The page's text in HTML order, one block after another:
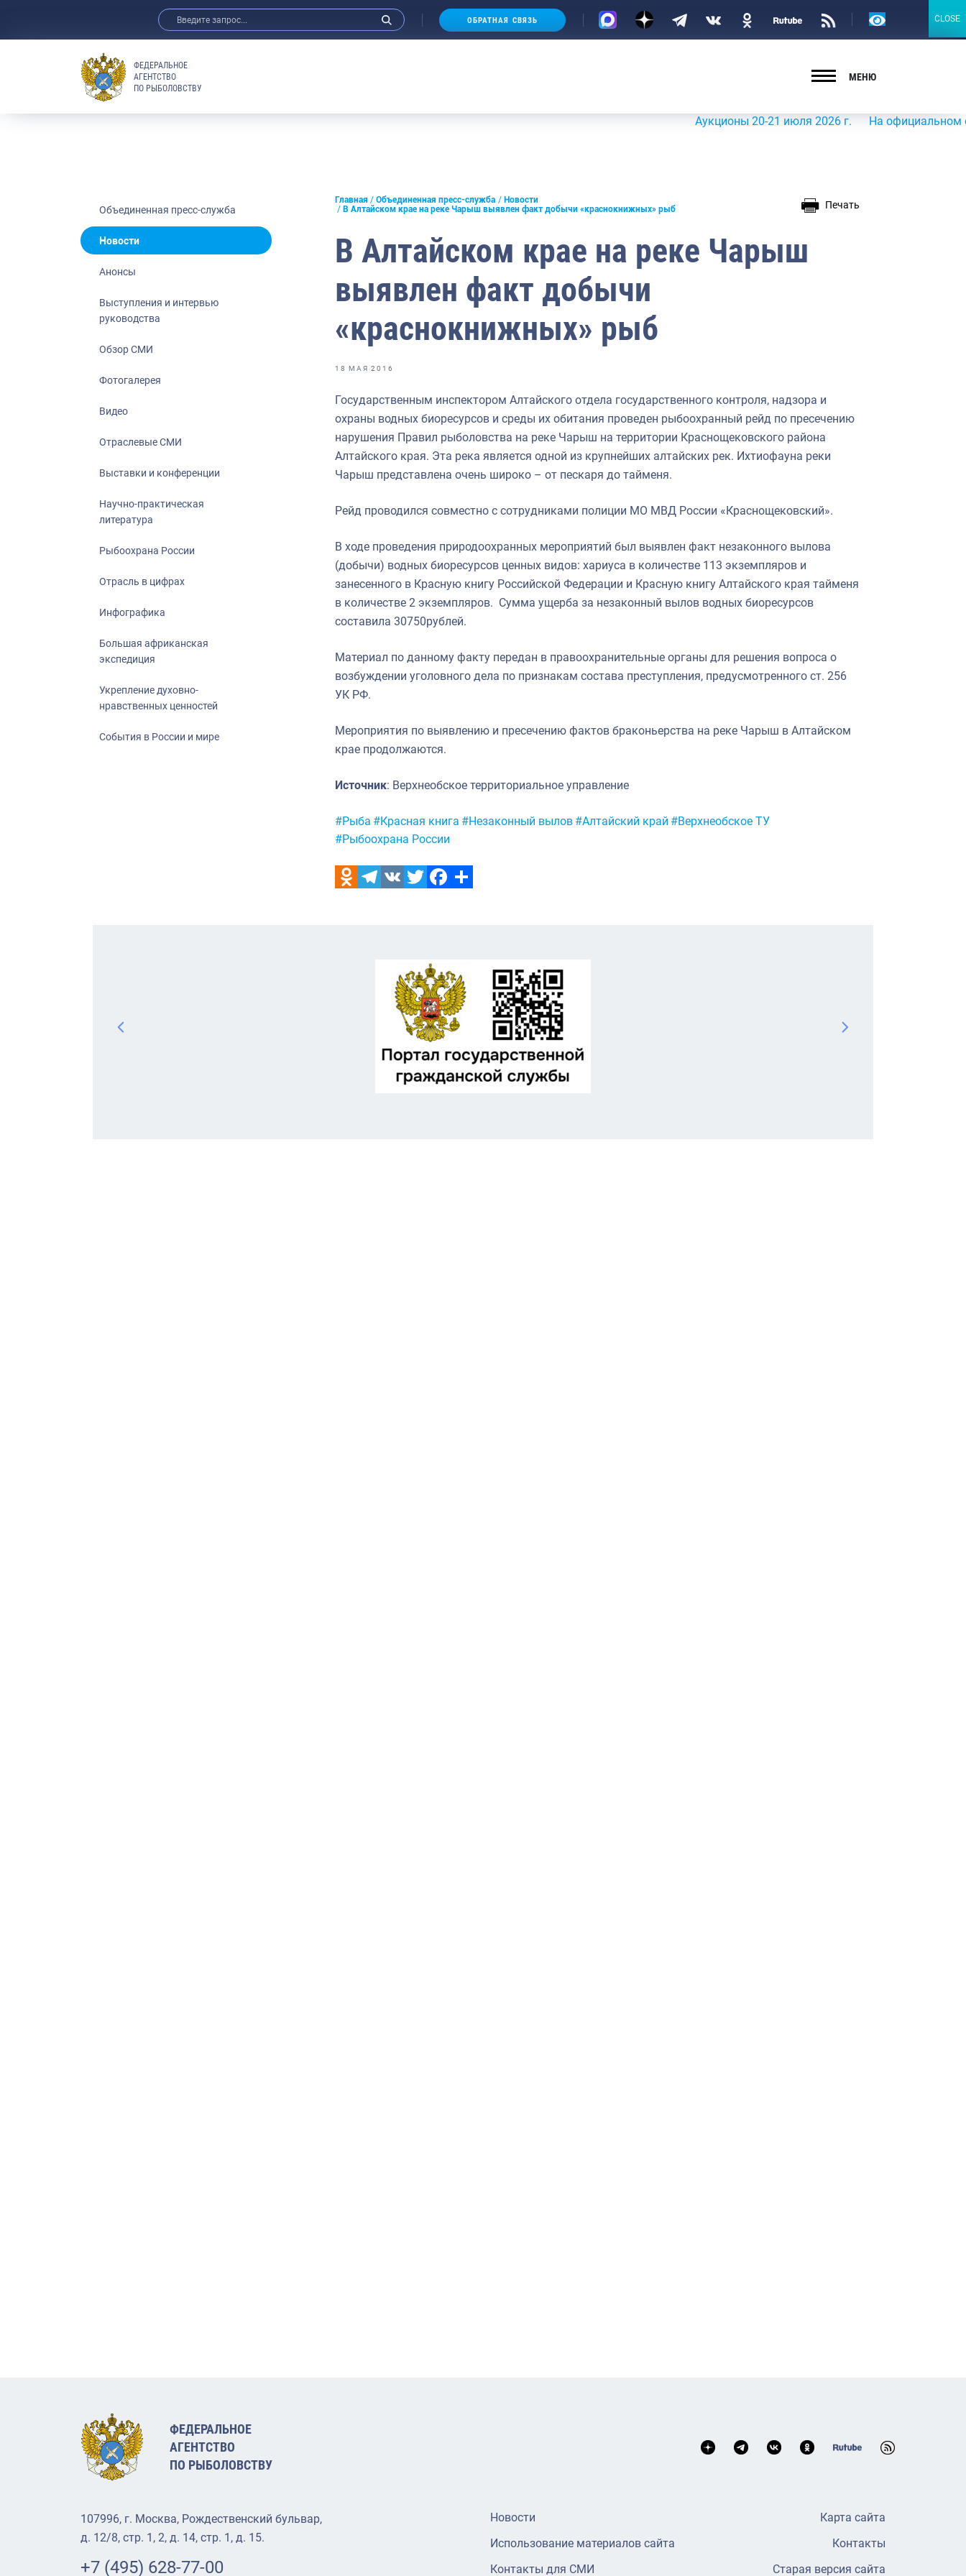
Анонсы
Отраслевые СМИ
Выставки и конференции
Рыбоохрана России
Большая африканская экспедиция
ОБРАТНАЯ СВЯЗЬ
Версия
ФЕДЕРАЛЬНОЕ
АГЕНТСТВО
ПО РЫБОЛОВСТВУ
МЕНЮ
Аукционы 20-21 июля 2026 г. На официальном сайте
Объединенная пресс-служба
Новости
Анонсы
Выступления и интервью
руководства
Обзор СМИ
Фотогалерея
Видео
Отраслевые СМИ
Выставки и конференции
Научно-практическая
литература
Рыбоохрана России
Отрасль в цифрах
Инфографика
Большая африканская
экспедиция
Укрепление духовно-
нравственных ценностей
События в России и мире
Главная Объединенная пресс-служба
Новости
В Алтайском крае на реке Чарыш выявлен факт добычи «краснокнижных» рыб
Печать
В Алтайском крае на реке Чарыш
выявлен факт добычи
«краснокнижных» рыб
18 МАЯ 2016
Государственным инспектором Алтайского отдела государственного контроля, надзора и
охраны водных биоресурсов и среды их обитания проведен рыбоохранный рейд по пресечению
нарушения Правил рыболовства на реке Чарыш на территории Краснощековского района
Алтайского края. Эта река является одной из крупнейших алтайских рек. Ихтиофауна реки
Чарыш представлена очень широко – от пескаря до тайменя.
Рейд проводился совместно с сотрудниками полиции МО МВД России «Краснощековский».
В ходе проведения природоохранных мероприятий был выявлен факт незаконного вылова
(добычи) водных биоресурсов ценных видов: хариуса в количестве 113 экземпляров и
занесенного в Красную книгу Российской Федерации и Красную книгу Алтайского края тайменя
в количестве 2 экземпляров. Сумма ущерба за незаконный вылов водных биоресурсов
составила 30750рублей.
Материал по данному факту передан в правоохранительные органы для решения вопроса о
возбуждении уголовного дела по признакам состава преступления, предусмотренного ст. 256
УК РФ.
Мероприятия по выявлению и пресечению фактов браконьерства на реке Чарыш в Алтайском
крае продолжаются.
Источник: Верхнеобское территориальное управление
Метки:
#Рыба #Красная книга #Незаконный вылов #Алтайский край #Верхнеобское ТУ
#Рыбоохрана России
ФЕДЕРАЛЬНОЕ
АГЕНТСТВО
ПО РЫБОЛОВСТВУ
107996, г. Москва, Рождественский бульвар,
д. 12/8, стр. 1, 2, д. 14, стр. 1, д. 15.
+7 (495) 628-77-00
Новости
Использование материалов сайта
Контакты для СМИ
Карта сайта
Контакты
Старая версия сайта
CLOSE
CLOSE